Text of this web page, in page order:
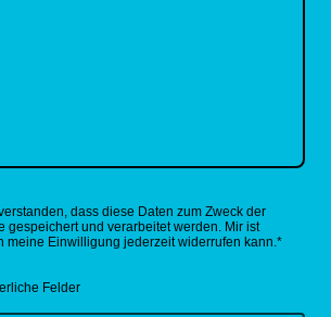
dass diese Daten zum Zweck der
gespeichert und verarbeitet werden. Mir ist
meine Einwilligung jederzeit widerrufen kann. *
Felder